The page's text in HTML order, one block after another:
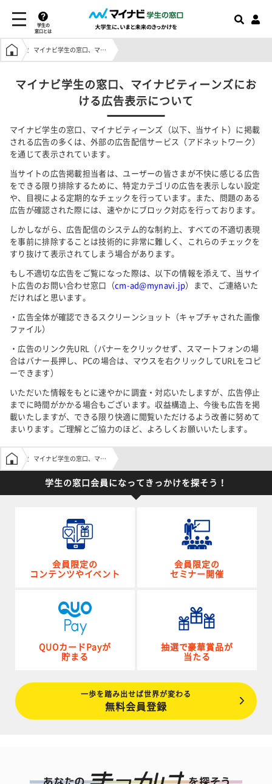
学生の
窓口とは
学生の窓口トップ
マイナビ学生の窓口、マイナビティーンズにおける広告表示について
マイナビ学生の窓口、マイナビティーンズにお
ける広告表示について
マイナビ学生の窓口、マイナビティーンズ（以下、当サイト）に掲載
される広告の多くは、外部の広告配信サービス（アドネットワーク）
を通じて表示されています。
当サイトの広告掲載担当者は、ユーザーの皆さまが不快に感じる広告
をできる限り排除するために、特定カテゴリの広告を表示しない設定
や、目視による定期的なチェックを行っています。また、問題のある
広告が確認された際には、速やかにブロック対応を行っております。
しかしながら、広告配信のシステム的な制約上、すべての不適切表現
を事前に排除することは技術的に非常に難しく、これらのチェックを
すり抜けて表示されてしまう場合があります。
もし不適切な広告をご覧になった際は、以下の情報を添えて、当サイ
ト広告のお問い合わせ窓口（cm-ad@mynavi.jp）まで、ご連絡いた
だければと思います。
・広告全体が確認できるスクリーンショット（キャプチャされた画像
ファイル）
・広告のリンク先URL（バナーをクリックせず、スマートフォンの場
合はバナー長押し、PCの場合は、マウスを右クリックしてURLをコピ
ーできます）
いただいた情報をもとに速やかに調査・対応いたしますが、広告停止
までに時間がかかる場合もございます。収益構造上、今後も広告を掲
載いたしますが、できる限り快適に閲覧いただけるよう改善に努めて
まいります。ご理解とご協力のほど、よろしくお願いいたします。
学生の窓口トップ
マイナビ学生の窓口、マイナビティーンズにおける広告表示について
学生の窓口会員になってきっかけを探そう！
会員限定の
コンテンツやイベント
会員限定の
セミナー開催
QUOカードPayが
貯まる
抽選で豪華賞品が
当たる
一歩を踏み出せば世界が変わる
無料会員登録